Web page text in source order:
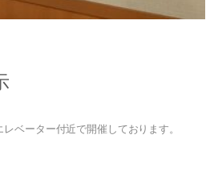
ベーター付近で開催しております。